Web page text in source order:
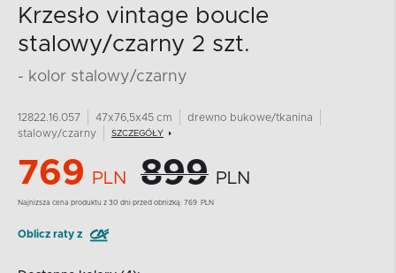
Krzesło vintage boucle
stalowy/czarny 2 szt.
- kolor stalowy/czarny
12822.16.057 47x76,5x45 cm
drewno bukowe/tkanina
stalowy/czarny
SZCZEGÓŁY
769 PLN 899 PLN
Najnizsza cena produktu z 30 dni przed obniżką: 769 PLN
Oblicz raty z